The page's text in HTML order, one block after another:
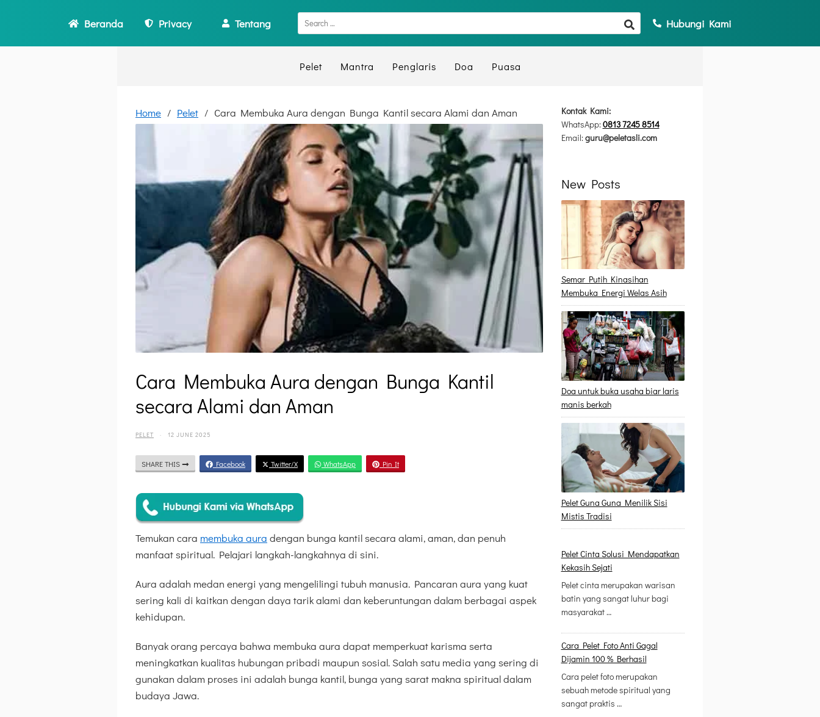
Beranda Privacy Tentang Hubungi Kami
Pelet Mantra Penglaris Doa Puasa
Home Pelet Cara Membuka Aura dengan Bunga Kantil secara Alami dan Aman
Cara Membuka Aura dengan Bunga Kantil
secara Alami dan Aman
PELET · 12 JUNE 2025
SHARE THIS Facebook Twitter/X WhatsApp Pin It
Temukan cara membuka aura dengan bunga kantil secara alami, aman, dan penuh
manfaat spiritual. Pelajari langkah-langkahnya di sini.
Aura adalah medan energi yang mengelilingi tubuh manusia. Pancaran aura yang kuat
sering kali di kaitkan dengan daya tarik alami dan keberuntungan dalam berbagai aspek
kehidupan.
Banyak orang percaya bahwa membuka aura dapat memperkuat karisma serta
meningkatkan kualitas hubungan pribadi maupun sosial. Salah satu media yang sering di
gunakan dalam proses ini adalah bunga kantil, bunga yang sarat makna spiritual dalam
budaya Jawa.
Kontak Kami:
WhatsApp:0813 7245 8514
Email:guru@peletasli.com
New Posts
Semar Putih Kinasihan
Membuka Energi Welas Asih
Doa untuk buka usaha biar laris
manis berkah
Pelet Guna Guna Menilik Sisi
Mistis Tradisi
Pelet Cinta Solusi Mendapatkan
Kekasih Sejati
Pelet cinta merupakan warisan
batin yang sangat luhur bagi
masyarakat …
Cara Pelet Foto Anti Gagal
Dijamin 100 % Berhasil
Cara pelet foto merupakan
sebuah metode spiritual yang
sangat praktis …